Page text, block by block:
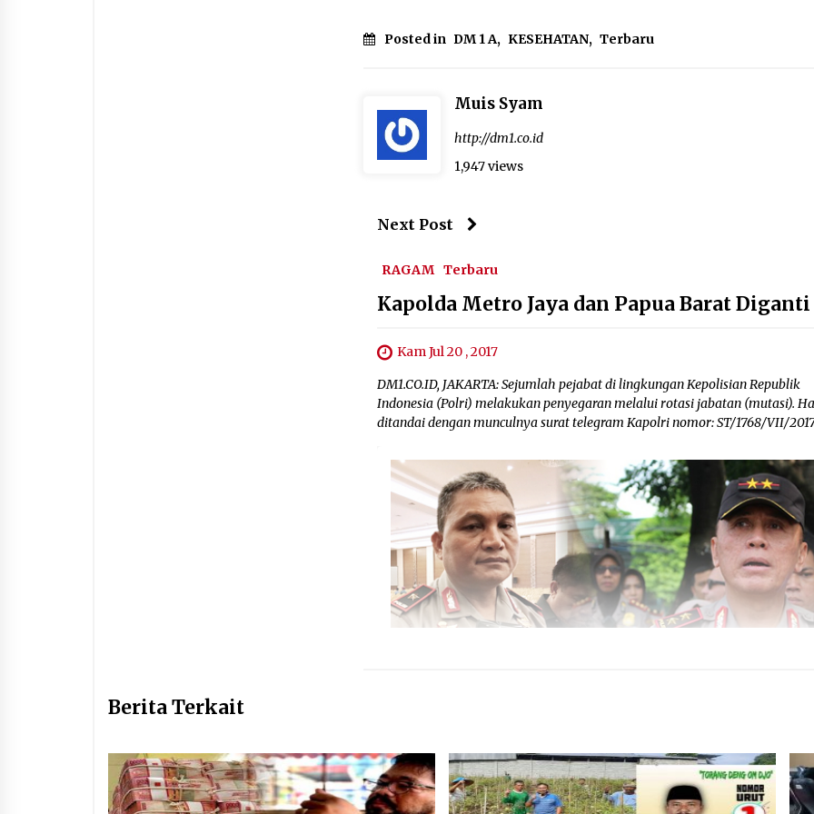
Posted in DM 1 A, KESEHATAN, Terbaru
Muis Syam
http://dm1.co.id
1,947 views
Next Post
RAGAM Terbaru
Kapolda Metro Jaya dan Papua Barat Diganti
Kam Jul 20 , 2017
DM1.CO.ID, JAKARTA: Sejumlah pejabat di lingkungan Kepolisian Republik
Indonesia (Polri) melakukan penyegaran melalui rotasi jabatan (mutasi).
ditandai dengan munculnya surat telegram Kapolri nomor: ST/1768/VII/
Berita Terkait